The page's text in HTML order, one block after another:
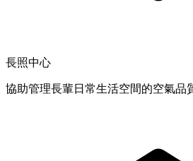
長照中心
協助管理長輩日常生活空間的空氣品